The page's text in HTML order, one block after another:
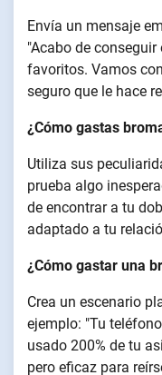
Envía un mensaje
"Acabo de
favoritos. Vamos
seguro que le hace
¿Cómo gastas
Utiliza sus
prueba algo
de encontrar a tu
adaptado a tu
¿Cómo gastar una
Crea un escenario
ejemplo: "Tu
usado 200% de tu
pero eficaz para